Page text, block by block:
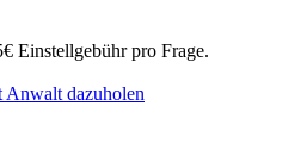
Einstellgebühr pro Frage.
Anwalt dazuholen